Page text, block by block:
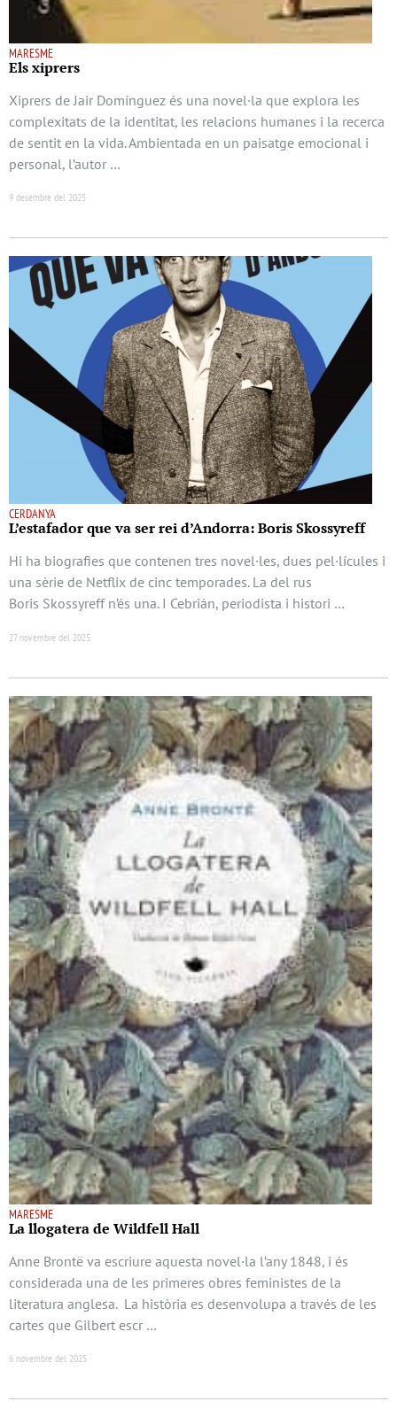
MARESME
Els xiprers
Xiprers de Jair Domínguez és una novel·la que explora les
complexitats de la identitat, les relacions humanes i la recerca
de sentit en la vida. Ambientada en un paisatge emocional i
personal, l’autor …
9 desembre del 2025
CERDANYA
L’estafador que va ser rei d’Andorra: Boris Skossyreff
Hi ha biografies que contenen tres novel·les, dues pel·lícules i
una sèrie de Netflix de cinc temporades. La del rus
Boris Skossyreff n’és una. I Cebrián, periodista i histori …
27 novembre del 2025
MARESME
La llogatera de Wildfell Hall
Anne Brontë va escriure aquesta novel·la l’any 1848, i és
considerada una de les primeres obres feministes de la
literatura anglesa. La història es desenvolupa a través de les
cartes que Gilbert escr …
6 novembre del 2025